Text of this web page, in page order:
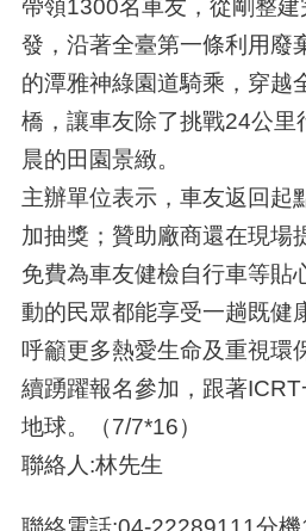
帶領1300名車友，從剛整
發，沿著全臺第一條利用廢
的潭雅神綠園道騎乘，穿越
橋，讓車友除了挑戰24公里
晨的田園景緻。
主辦單位表示，車友返回起
加抽獎；贊助廠商還在現場
免費為車友健檢自行車等貼
動的民眾都能享受一趟既健
呼籲更多熱愛生命及重視環
續踴躍報名參加，跟著
地球。（7/7*16）
聯絡人:林先生
聯絡電話:04-22289111分